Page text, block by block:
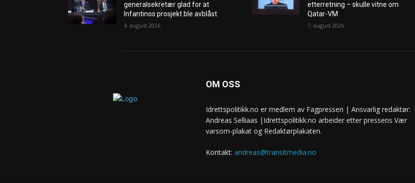
generalsekretær glad for at
Infantinos prosjekt ble avblåst
4. august 2026
etterretning – skulle vitne om
Qatar-VM
7. august 2026
OM OSS
Idrettspolitikk.no er medlem av Fagpressen | Ansvarlig redaktør:
Andreas Selliaas |Idrettspolitikk.no arbeider etter pressens Vær
varsom-plakat og Redaktørplakaten.
Kontakt: andreas@transitmedia.no